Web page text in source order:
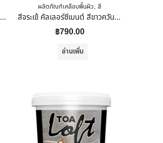
น้ำยาเคลือบเงาใสกันซึม TOA รุ่น 100 ขนาด 1 แกลลอน สี Gloss
ผลิตภัณฑ์เคลือบพื้นผิว, สี
สีจระเข้ คัลเลอร์ซีเมนต์ สีขาวควันบุหรี่ 10 Kg.
฿790.00
อ่านเพิ่ม